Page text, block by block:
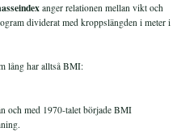
anger relationen mellan vikt och
dividerat med kroppslängden i meter i
lång har alltså BMI:
och med 1970-talet började BMI